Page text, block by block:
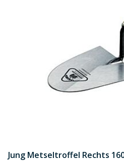
Jung Metseltroffel Rechts